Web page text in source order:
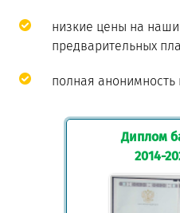
низкие цены на наши
предварительных
полная анонимность
Диплом
2014-